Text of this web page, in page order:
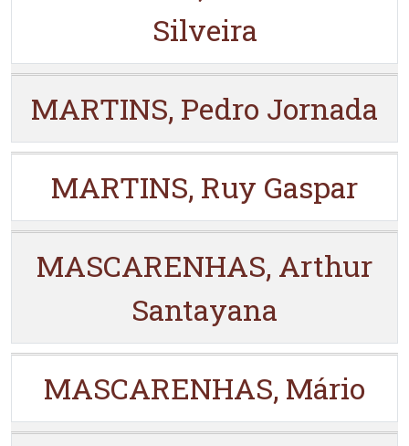
Silveira
MARTINS, Pedro Jornada
MARTINS, Ruy Gaspar
MASCARENHAS, Arthur
Santayana
MASCARENHAS, Mário